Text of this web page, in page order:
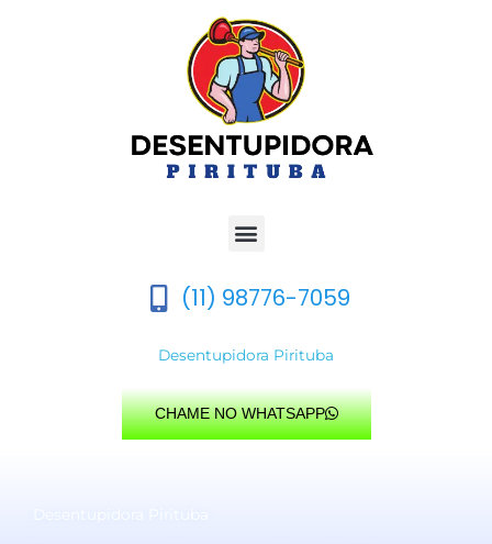
Menu
(11) 98776-7059
Desentupidora Pirituba
CHAME NO WHATSAPP